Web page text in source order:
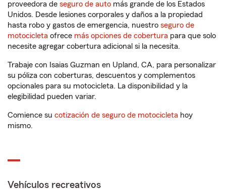
proveedora de seguro de auto más grande de los Estados
Unidos. Desde lesiones corporales y daños a la propiedad
hasta robo y gastos de emergencia, nuestro seguro de
motocicleta ofrece más opciones de cobertura para que solo
necesite agregar cobertura adicional si la necesita.
Trabaje con Isaias Guzman en Upland, CA, para personalizar
su póliza con coberturas, descuentos y complementos
opcionales para su motocicleta. La disponibilidad y la
elegibilidad pueden variar.
Comience su cotización de seguro de motocicleta hoy
mismo.
Vehículos recreativos